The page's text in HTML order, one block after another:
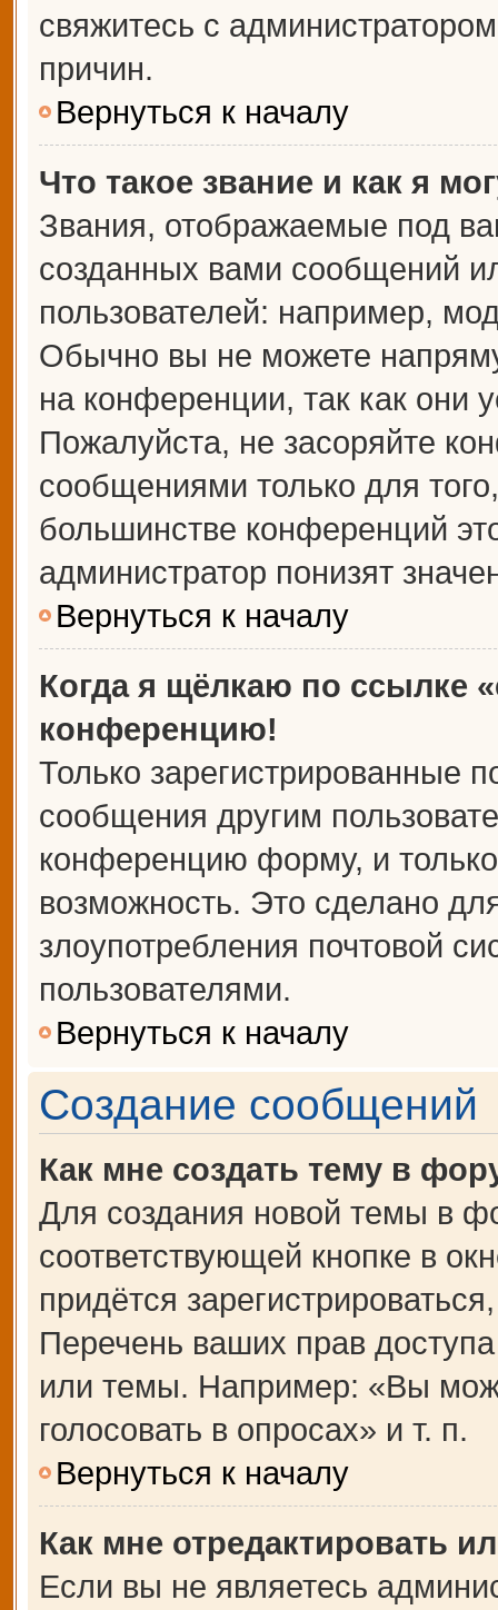
свяжитесь с
причин.
Вернуться к началу
Что такое звание и как я
Звания, отображаемые под
созданных вами сообщений
пользователей: например,
Обычно вы не можете
на конференции, так как они
Пожалуйста, не засоряйте
сообщениями только для
большинстве конференций
администратор понизят
Вернуться к началу
Когда я щёлкаю по ссылке
конференцию!
Только зарегистрированные
сообщения другим
конференцию форму, и
возможность. Это сделано
злоупотребления почтовой
пользователями.
Вернуться к началу
Создание сообщений
Как мне создать тему в
Для создания новой темы в
соответствующей кнопке в
придётся
Перечень ваших прав
или темы. Например: «Вы
голосовать в опросах» и т. п.
Вернуться к началу
Как мне отредактировать
Если вы не являетесь